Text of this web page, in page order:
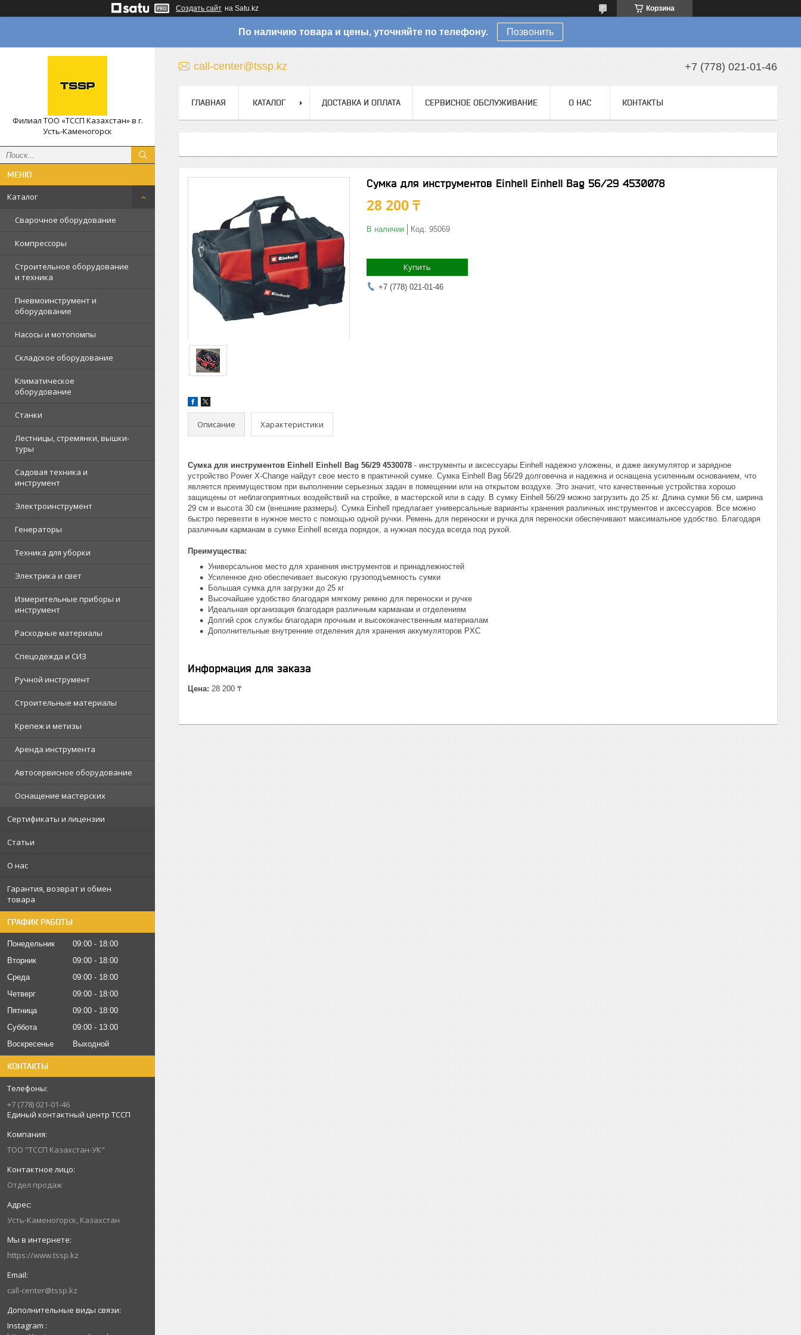
Создать сайт на Satu.kz Корзина
По наличию товара и цены, уточняйте по телефону. Позвонить
Филиал ТОО «ТССП Казахстан» в г.
Усть-Каменогорск
Каталог
Сварочное оборудование
Компрессоры
Строительное оборудование
и техника
Пневмоинструмент и
оборудование
Насосы и мотопомпы
Складское оборудование
Климатическое
оборудование
Станки
Лестницы, стремянки, вышки-
туры
Садовая техника и
инструмент
Электроинструмент
Генераторы
Техника для уборки
Электрика и свет
Измерительные приборы и
инструмент
Расходные материалы
Спецодежда и СИЗ
Ручной инструмент
Строительные материалы
Крепеж и метизы
Аренда инструмента
Автосервисное оборудование
Оснащение мастерских
Сертификаты и лицензии
Статьи
О нас
Гарантия, возврат и обмен
товара
ГРАФИК РАБОТЫ
Понедельник 09:00
18:00
Вторник
09:00
18:00
Среда
09:00
18:00
Четверг
09:00
18:00
Пятница
09:00
18:00
Суббота
09:00
13:00
Воскресенье
Выходной
КОНТАКТЫ
+7 (778) 021-01-46
Единый контактный центр ТССП
ТОО "ТССП Казахстан-УК"
Отдел продаж
Усть-Каменогорск, Казахстан
https://www.tssp.kz
call-center@tssp.kz
Instagram
call-center@tssp.kz +7 (778) 021-01-46
ГЛАВНАЯ КАТАЛОГ ДОСТАВКА И ОПЛАТА СЕРВИСНОЕ ОБСЛУЖИВАНИЕ О НАС КОНТАКТЫ
Сумка для инструментов Einhell Einhell Bag 56/29 4530078
28 200 ₸
В наличии Код: 95069
Купить
+7 (778) 021-01-46
Описание Характеристики
Сумка для инструментов Einhell Einhell Bag 56/29 4530078 - инструменты и аксессуары Einhell надежно уложены, и даже аккумулятор и зарядное
устройство Power X-Change найдут свое место в практичной сумке. Сумка Einhell Bag 56/29 долговечна и надежна и оснащена усиленным основанием, что
является преимуществом при выполнении серьезных задач в помещении или на открытом воздухе. Это значит, что качественные устройства хорошо
защищены от неблагоприятных воздействий на стройке, в мастерской или в саду. В сумку Einhell 56/29 можно загрузить до 25 кг. Длина сумки 56 см, ширина
29 см и высота 30 см (внешние размеры). Сумка Einhell предлагает универсальные варианты хранения различных инструментов и аксессуаров. Все можно
быстро перевезти в нужное место с помощью одной ручки. Ремень для переноски и ручка для переноски обеспечивают максимальное удобство. Благодаря
различным карманам в сумке Einhell всегда порядок, а нужная посуда всегда под рукой.
Преимущества:
Универсальное место для хранения инструментов и принадлежностей
Усиленное дно обеспечивает высокую грузоподъемность сумки
Большая сумка для загрузки до 25 кг
Высочайшее удобство благодаря мягкому ремню для переноски и ручке
Идеальная организация благодаря различным карманам и отделениям
Долгий срок службы благодаря прочным и высококачественным материалам
Дополнительные внутренние отделения для хранения аккумуляторов PXC
Информация для заказа
Цена: 28 200 ₸